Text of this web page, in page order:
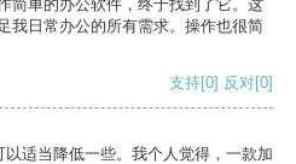
简单的办公软件，终于找到了它。这
我日常办公的所有需求。操作也很简
支持[0] 反对[0]
适当降低一些。我个人觉得，一款加